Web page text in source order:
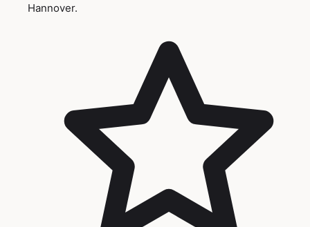
Hannover.